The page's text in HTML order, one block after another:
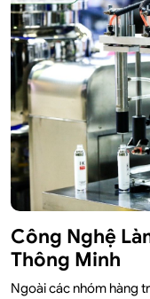
Công Nghệ
Thông Minh
Ngoài các nhóm hàng